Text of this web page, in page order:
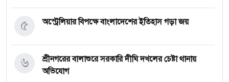
অস্ট্রেলিয়ার বিপক্ষে বাংলাদেশের ইতিহাস গড়া জয়
৫
শ্রীনগরের বালাশুরে সরকারি দীঘি দখলের চেষ্টা থানায়
অভিযোগ
৬